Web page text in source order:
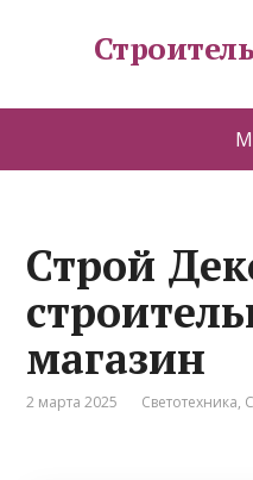
Строй
магазин
2 марта 2025 Светотехника,